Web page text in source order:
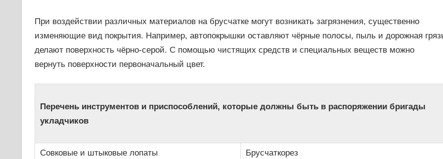
При воздействии различных материалов на брусчатке могут возникать загрязнения, существенно
изменяющие вид покрытия. Например, автопокрышки оставляют чёрные полосы, пыль и дорожная
делают поверхность чёрно-серой. С помощью чистящих средств и специальных веществ можно
вернуть поверхности первоначальный цвет.
Перечень инструментов и приспособлений, которые должны быть в распоряжении бригады
укладчиков
Совковые и штыковые лопаты Брусчаткорез